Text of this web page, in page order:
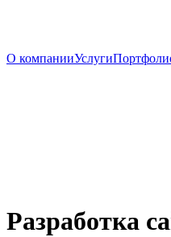
О компанииУслуги
Разработка